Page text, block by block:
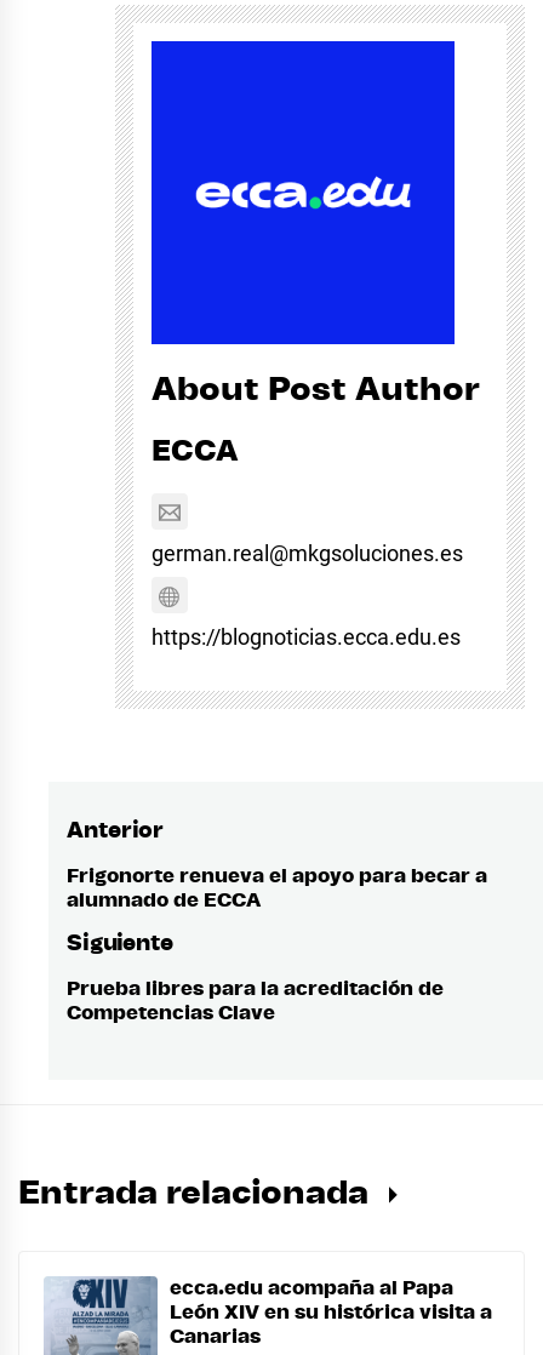
About Post Author
ECCA
german.real@mkgsoluciones.es
https://blognoticias.ecca.edu.es
Navegación
de
Anterior
Entrada
anterior:
Frigonorte renueva el apoyo para becar a
alumnado de ECCA
Siguiente
Entrada
siguiente:
Prueba libres para la acreditación de
Competencias Clave
Entrada relacionada
ecca.edu acompaña al Papa
León XIV en su histórica visita a
Canarias